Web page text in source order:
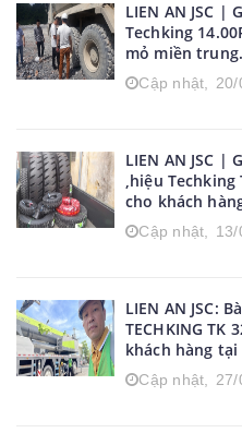
LIEN AN JSC |
Techking
mỏ miền trung.
Cập nhật, 20/
LIEN AN JSC |
,hiệu Techking
cho khách
Cập nhật, 13/
LIEN AN JSC:
TECHKING TK
khách hàng
Cập nhật, 27/